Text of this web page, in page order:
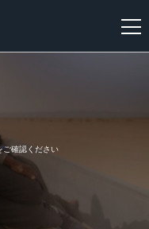
ご確認ください